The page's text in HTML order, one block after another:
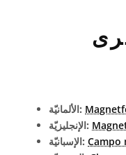
الألمانيّة:
الإنجليزيّة:
الإسبانيّة: Campo